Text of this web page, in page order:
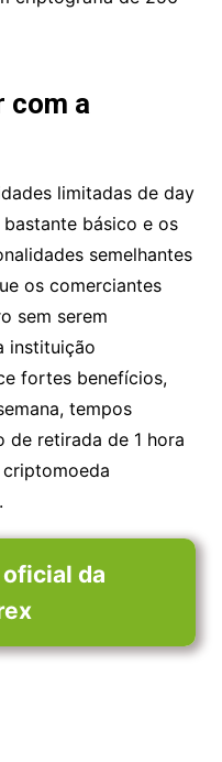
Videforex oferece
código seguro
protegidos por
criptografia de 256
com a
limitadas de
é bastante básico
que os
seu dinheiro sem
instituição
fortes benefícios,
tempos
retirada de 1
de criptomoeda